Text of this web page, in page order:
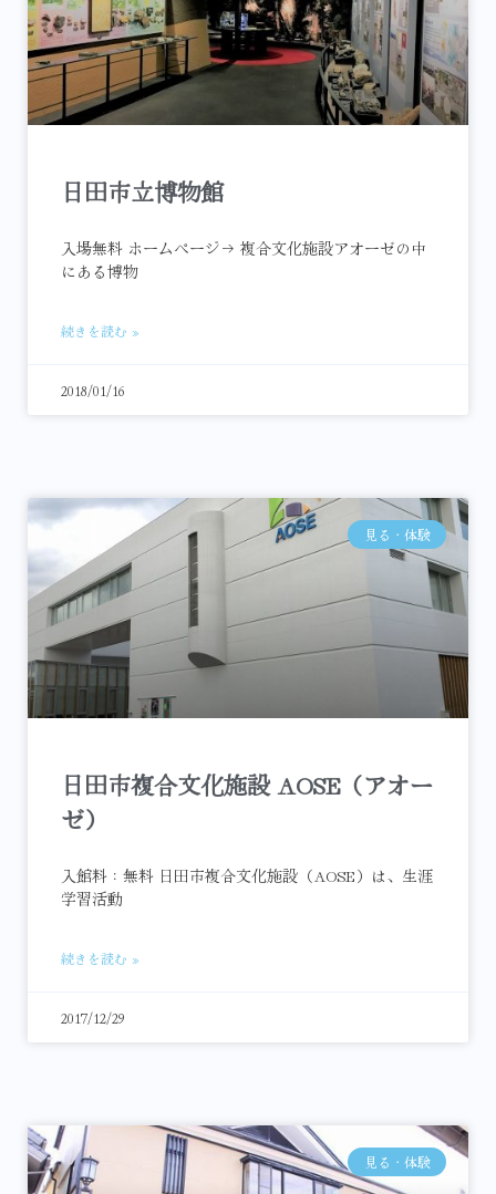
日田市立博物館
入場無料 ホームページ→ 複合文化施設アオーゼの中
にある博物
続きを読む »
2018/01/16
見る・体験
日田市複合文化施設 AOSE（アオー
ゼ）
入館料：無料 日田市複合文化施設（AOSE）は、生涯
学習活動
続きを読む »
2017/12/29
見る・体験